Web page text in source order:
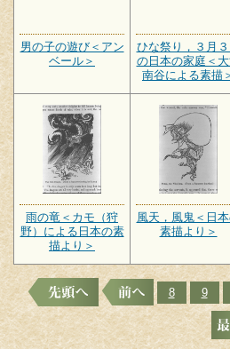
男の子の遊び＜アン
ベール＞
ひな祭り，３月３
の日本の家庭＜大
南谷による素描
雨の竜＜カモ（狩
野）による日本の素
描より＞
風天，風鬼＜日
素描より＞
8 9